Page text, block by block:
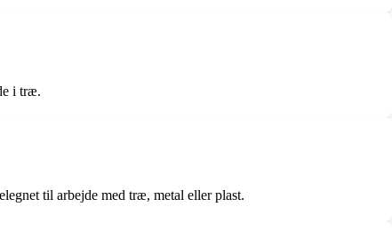
i træ.
til arbejde med træ, metal eller plast.